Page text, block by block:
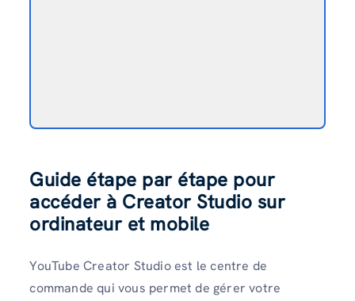
Guide étape par étape pour
accéder à Creator Studio sur
ordinateur et mobile
YouTube Creator Studio est le centre de
commande qui vous permet de gérer votre